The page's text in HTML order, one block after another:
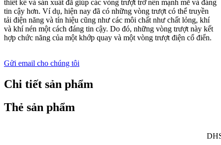
thiết kế và sản xuất đã giúp các vòng trượt trở nên mạnh mẽ và đáng
tin cậy hơn. Ví dụ, hiện nay đã có những vòng trượt có thể truyền
tải điện năng và tín hiệu cũng như các môi chất như chất lỏng, khí
và khí nén một cách đáng tin cậy. Do đó, những vòng trượt này kết
hợp chức năng của một khớp quay và một vòng trượt điện cổ điển.
Gửi email cho chúng tôi
Chi tiết sản phẩm
Thẻ sản phẩm